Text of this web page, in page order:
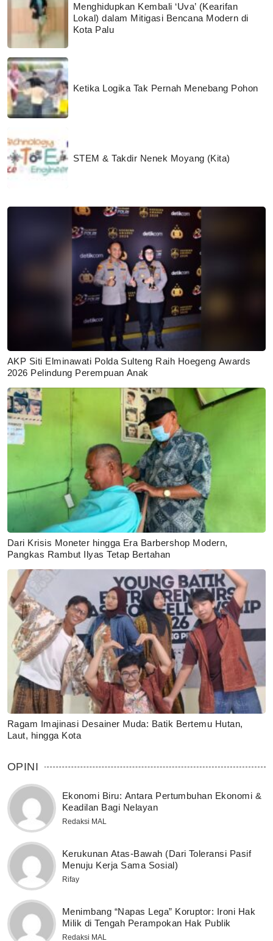
Menghidupkan Kembali ‘Uva’ (Kearifan
Lokal) dalam Mitigasi Bencana Modern di
Kota Palu
Ketika Logika Tak Pernah Menebang Pohon
STEM & Takdir Nenek Moyang (Kita)
AKP Siti Elminawati Polda Sulteng Raih Hoegeng Awards
2026 Pelindung Perempuan Anak
Dari Krisis Moneter hingga Era Barbershop Modern,
Pangkas Rambut Ilyas Tetap Bertahan
Ragam Imajinasi Desainer Muda: Batik Bertemu Hutan,
Laut, hingga Kota
OPINI
Ekonomi Biru: Antara Pertumbuhan Ekonomi &
Keadilan Bagi Nelayan
Redaksi MAL
Kerukunan Atas-Bawah (Dari Toleransi Pasif
Menuju Kerja Sama Sosial)
Rifay
Menimbang “Napas Lega” Koruptor: Ironi Hak
Milik di Tengah Perampokan Hak Publik
Redaksi MAL